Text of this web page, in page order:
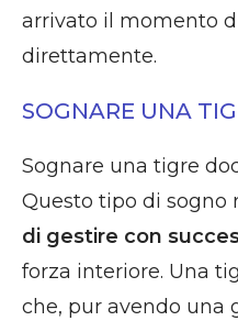
arrivato il momento
direttamente.
SOGNARE UNA
Sognare una tigre
Questo tipo di sogno
di gestire con
forza interiore. Una
che, pur avendo una